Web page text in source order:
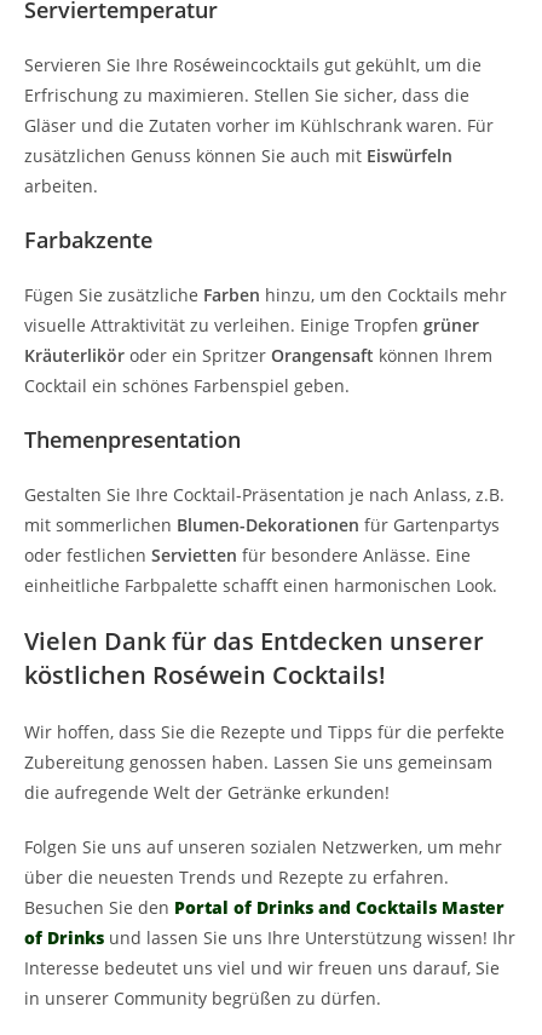
Serviertemperatur
Servieren Sie Ihre Roséweincocktails gut gekühlt, um die
Erfrischung zu maximieren. Stellen Sie sicher, dass die
Gläser und die Zutaten vorher im Kühlschrank waren. Für
zusätzlichen Genuss können Sie auch mit Eiswürfeln
arbeiten.
Farbakzente
Fügen Sie zusätzliche Farben hinzu, um den Cocktails mehr
visuelle Attraktivität zu verleihen. Einige Tropfen grüner
Kräuterlikör oder ein Spritzer Orangensaft können Ihrem
Cocktail ein schönes Farbenspiel geben.
Themenpresentation
Gestalten Sie Ihre Cocktail-Präsentation je nach Anlass, z.B.
mit sommerlichen Blumen-Dekorationen für Gartenpartys
oder festlichen Servietten für besondere Anlässe. Eine
einheitliche Farbpalette schafft einen harmonischen Look.
Vielen Dank für das Entdecken unserer
köstlichen Roséwein Cocktails!
Wir hoffen, dass Sie die Rezepte und Tipps für die perfekte
Zubereitung genossen haben. Lassen Sie uns gemeinsam
die aufregende Welt der Getränke erkunden!
Folgen Sie uns auf unseren sozialen Netzwerken, um mehr
über die neuesten Trends und Rezepte zu erfahren.
Besuchen Sie den Portal of Drinks and Cocktails Master
of Drinks und lassen Sie uns Ihre Unterstützung wissen! Ihr
Interesse bedeutet uns viel und wir freuen uns darauf, Sie
in unserer Community begrüßen zu dürfen.